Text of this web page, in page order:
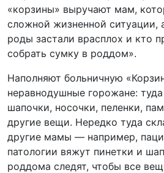
«корзины» выручают мам,
сложной жизненной ситуации,
роды застали врасплох и кто
собрать сумку в роддом».
Наполняют больничную
неравнодушные горожане:
шапочки, носочки, пеленки,
другие вещи. Нередко туда
другие мамы — например,
патологии вяжут пинетки и
роддома следят, чтобы все